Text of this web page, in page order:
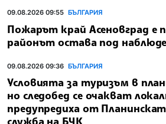
09.08.2026 09:55 БЪЛГАРИЯ
Пожарът край Асеновград е
районът остава под
09.08.2026 09:36 БЪЛГАРИЯ
Условията за туризъм в
но следобед се очакват
предупредиха от
служба на БЧК